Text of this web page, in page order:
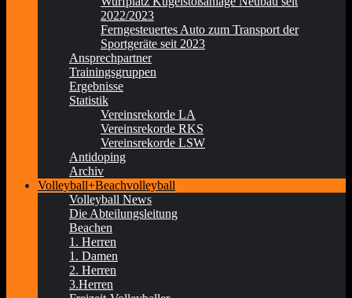
2022/2023
Ferngesteuertes Auto zum Transport der
Sportgeräte seit 2023
Ansprechpartner
Trainingsgruppen
Ergebnisse
Statistik
Vereinsrekorde LA
Vereinsrekorde RKS
Vereinsrekorde LSW
Antidoping
Archiv
Volleyball+Beachvolleyball
Volleyball News
Die Abteilungsleitung
Beachen
1. Herren
1. Damen
2. Herren
3.Herren